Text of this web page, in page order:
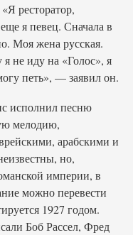
ресторатор,
я певец. Сначала в
Моя жена русская.
не иду на «Голос», я
петь», — заявил он.
исполнил песню
мелодию,
арабскими и
но,
империи, в
можно перевести
1927 годом.
Боб Рассел, Фред